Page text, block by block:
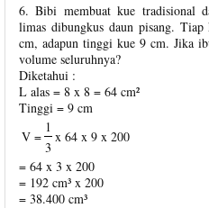
6. Bibi membuat kue tradisional
limas dibungkus daun pisang.
cm, adapun tinggi kue 9 cm. Jika
volume seluruhnya?
Diketahui :
L alas = 8 x 8 = 64 cm²
Tinggi = 9 cm
V =
1
x 64 x 9 x 200
3
= 64 x 3 x 200
= 192 cm³ x 200
= 38.400 cm³